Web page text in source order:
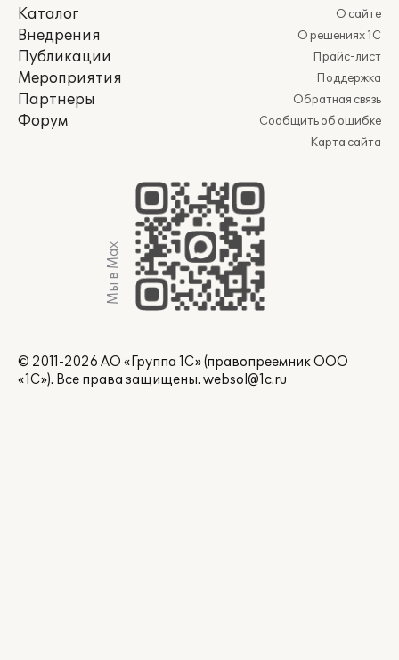
Каталог
Внедрения
Публикации
Мероприятия
Партнеры
Форум
О сайте
О решениях 1С
Прайс-лист
Поддержка
Обратная связь
Сообщить об ошибке
Карта сайта
Мы в Max
© 2011-2026 АО «Группа 1С» (правопреемник ООО
«1С»). Все права защищены. websol@1c.ru